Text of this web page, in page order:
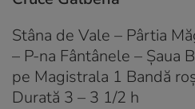
Stâna de Vale – Pârtia
– P-na Fântânele – Şaua
pe Magistrala 1 Bandă
Durată 3 – 3 1/2 h